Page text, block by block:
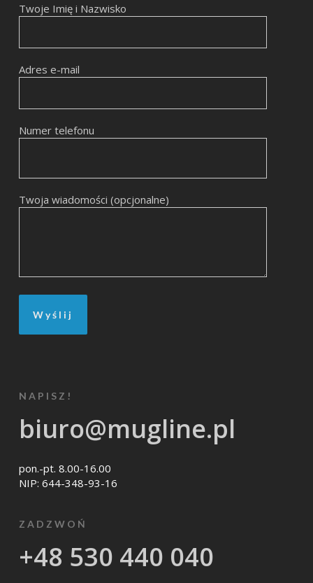
Twoje Imię i Nazwisko
Adres e-mail
Numer telefonu
Twoja wiadomości (opcjonalne)
NAPISZ!
biuro@mugline.pl
pon.-pt. 8.00-16.00
NIP: 644-348-93-16
ZADZWOŃ
+48 530 440 040